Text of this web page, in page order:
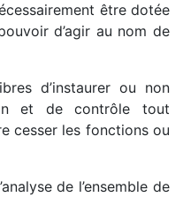
être dotée
d’agir au nom de
d’instaurer ou non
et de contrôle tout
cesser les fonctions ou
de l’ensemble de